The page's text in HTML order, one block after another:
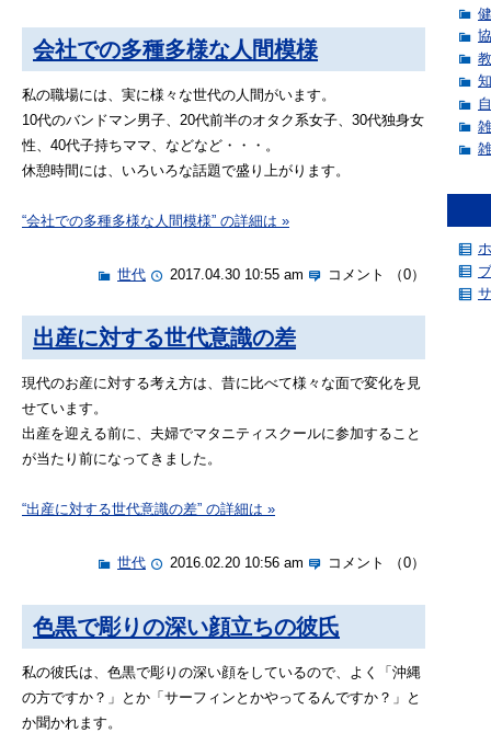
会社での多種多様な人間模様
私の職場には、実に様々な世代の人間がいます。
10代のバンドマン男子、20代前半のオタク系女子、30代独身女
性、40代子持ちママ、などなど・・・。
休憩時間には、いろいろな話題で盛り上がります。
“会社での多種多様な人間模様” の詳細は »
世代 2017.04.30 10:55 am コメント （0）
出産に対する世代意識の差
現代のお産に対する考え方は、昔に比べて様々な面で変化を見
せています。
出産を迎える前に、夫婦でマタニティスクールに参加すること
が当たり前になってきました。
“出産に対する世代意識の差” の詳細は »
世代 2016.02.20 10:56 am コメント （0）
色黒で彫りの深い顔立ちの彼氏
私の彼氏は、色黒で彫りの深い顔をしているので、よく「沖縄
の方ですか？」とか「サーフィンとかやってるんですか？」と
か聞かれます。